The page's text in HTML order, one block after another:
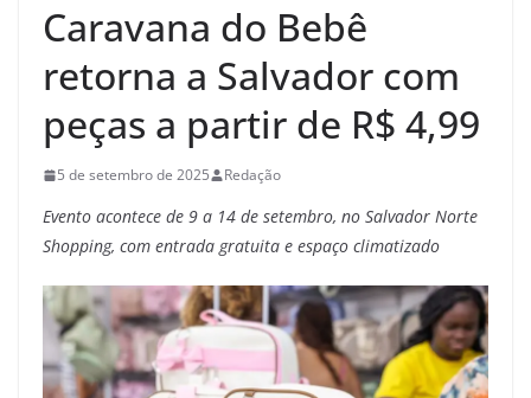
Caravana do Bebê
retorna a Salvador com
peças a partir de R$ 4,99
5 de setembro de 2025 Redação
Evento acontece de 9 a 14 de setembro, no Salvador Norte
Shopping, com entrada gratuita e espaço climatizado